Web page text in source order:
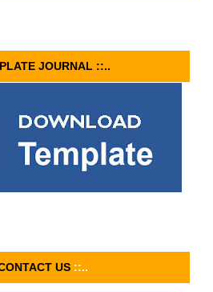
JOURNAL ::..
US ::..